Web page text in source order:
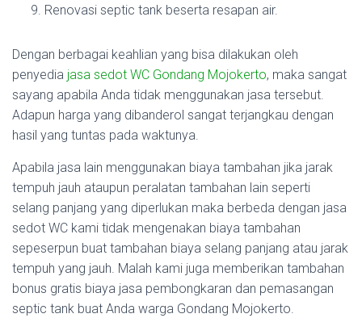
Renovasi septic tank beserta resapan air.
Dengan berbagai keahlian yang bisa dilakukan oleh
penyedia jasa sedot WC Gondang Mojokerto, maka sangat
sayang apabila Anda tidak menggunakan jasa tersebut.
Adapun harga yang dibanderol sangat terjangkau dengan
hasil yang tuntas pada waktunya.
Apabila jasa lain menggunakan biaya tambahan jika jarak
tempuh jauh ataupun peralatan tambahan lain seperti
selang panjang yang diperlukan maka berbeda dengan jasa
sedot WC kami tidak mengenakan biaya tambahan
sepeserpun buat tambahan biaya selang panjang atau jarak
tempuh yang jauh. Malah kami juga memberikan tambahan
bonus gratis biaya jasa pembongkaran dan pemasangan
septic tank buat Anda warga Gondang Mojokerto.